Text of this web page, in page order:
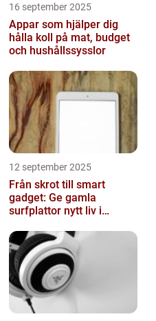
16 september 2025
Appar som hjälper dig
hålla koll på mat, budget
och hushållssysslor
12 september 2025
Från skrot till smart
gadget: Ge gamla
surfplattor nytt liv i